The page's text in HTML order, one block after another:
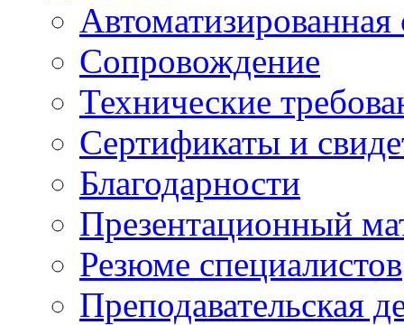
Сопровождение
Технические
Сертификаты и
Благодарности
Презентационный
Резюме специалистов
Преподавательская